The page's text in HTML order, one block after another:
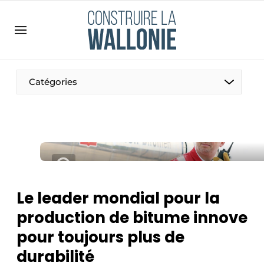
Emploi
Enregistrer une offre d’emploi
Meest gelezen
Podcasts
Privacy / Cookie statement
S’inscrire à l’événement
S’inscrire
Catégories
Le leader mondial pour la
production de bitume innove
pour toujours plus de
durabilité